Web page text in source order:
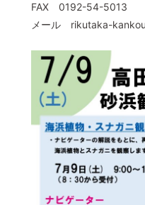
FAX 0192-54-5013
メール rikutaka-